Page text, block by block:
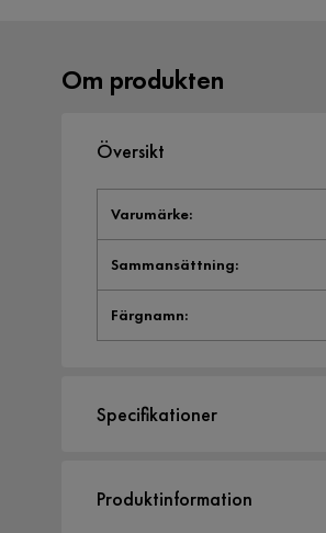
Om produkten
Översikt
Varumärke:
Sammansättning:
Färgnamn:
Specifikationer
Storlek
Produktinformation